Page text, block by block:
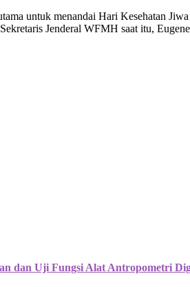
untuk menandai Hari Kesehatan
Jenderal WFMH saat itu,
dan Uji Fungsi Alat Antropometri